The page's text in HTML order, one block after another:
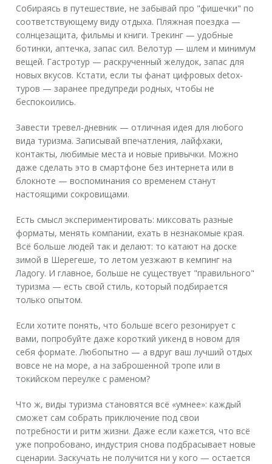
Собираясь в путешествие, не забывай про "фишечки" по
соответствующему виду отдыха. Пляжная поездка —
солнцезащита, фильмы и книги. Трекинг — удобные
ботинки, аптечка, запас сил. Велотур — шлем и минимум
вещей. Гастротур — раскрученный желудок, запас для
новых вкусов. Кстати, если ты фанат цифровых detox-
туров — заранее предупреди родных, чтобы не
беспокоились.
Завести тревел-дневник — отличная идея для любого
вида туризма. Записывай впечатления, лайфхаки,
контакты, любимые места и новые привычки. Можно
даже сделать это в смартфоне без интернета или в
блокноте — воспоминания со временем станут
настоящими сокровищами.
Есть смысл экспериментировать: миксовать разные
форматы, менять компании, ехать в незнакомые края.
Всё больше людей так и делают: то катают на доске
зимой в Шерегеше, то летом уезжают в кемпинг на
Ладогу. И главное, больше не существует "правильного"
туризма — есть свой стиль, который подбирается
только опытом.
Если хотите понять, что больше всего резонирует с
вами, попробуйте даже короткий уикенд в новом для
себя формате. Любопытно — а вдруг ваш лучший отдых
вовсе не на море, а на заброшенной тропе или в
токийском переулке с раменом?
Что ж, виды туризма становятся всё «умнее»: каждый
сможет сам собрать приключение под свои
потребности и ритм жизни. Даже если кажется, что всё
уже попробовано, индустрия снова подбрасывает новые
сценарии. Заскучать не получится ни у кого — остается